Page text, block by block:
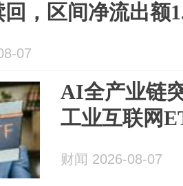
，区间净流出额
07
AI全产业链
工业互联网
财闻 2026-08-07